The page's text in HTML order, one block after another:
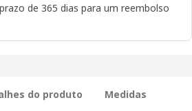
de 365 dias para um reembolso
do produto Medidas